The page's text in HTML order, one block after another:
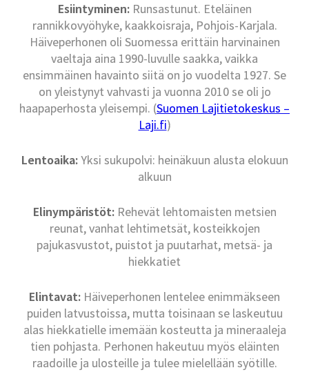
Esiintyminen:Runsastunut. Eteläinen
rannikkovyöhyke, kaakkoisraja, Pohjois-Karjala.
Häiveperhonen oli Suomessa erittäin harvinainen
vaeltaja aina 1990-luvulle saakka, vaikka
ensimmäinen havainto siitä on jo vuodelta 1927. Se
on yleistynyt vahvasti ja vuonna 2010 se oli jo
haapaperhosta yleisempi. (Suomen Lajitietokeskus –
Laji.fi)
Lentoaika:Yksi sukupolvi: heinäkuun alusta elokuun
alkuun
Elinympäristöt:Rehevät lehtomaisten metsien
reunat, vanhat lehtimetsät, kosteikkojen
pajukasvustot, puistot ja puutarhat, metsä- ja
hiekkatiet
Elintavat: Häiveperhonen lentelee enimmäkseen
puiden latvustoissa, mutta toisinaan se laskeutuu
alas hiekkatielle imemään kosteutta ja mineraaleja
tien pohjasta. Perhonen hakeutuu myös eläinten
raadoille ja ulosteille ja tulee mielellään syötille.